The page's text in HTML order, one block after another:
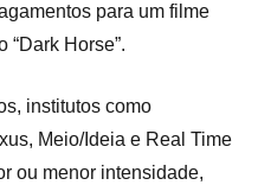
para um filme
Horse”.
institutos como
Meio/Ideia e Real Time
ou menor intensidade,